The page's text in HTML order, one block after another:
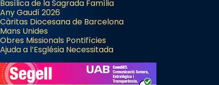
Basílica de la Sagrada Família
Any Gaudí 2026
Càritas Diocesana de Barcelona
Mans Unides
Obres Missionals Pontifícies
Ajuda a l’Església Necessitada